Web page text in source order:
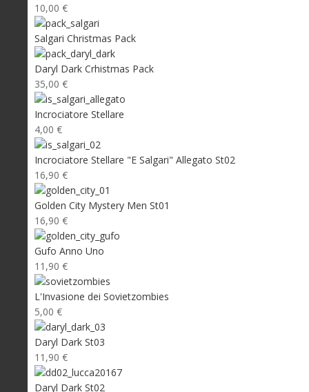
10,00 €
Salgari Christmas Pack
Daryl Dark Crhistmas Pack
35,00 €
Incrociatore Stellare
4,00 €
Incrociatore Stellare "E Salgari" Allegato St02
16,90 €
Golden City Mystery Men St01
16,90 €
Gufo Anno Uno
11,90 €
L'Invasione dei Sovietzombies
5,00 €
Daryl Dark St03
11,90 €
Daryl Dark St02